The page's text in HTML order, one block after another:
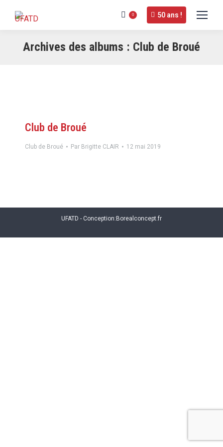
0 50 ans !
Archives des albums : Club de Broué
Club de Broué
Club de Broué Par Brigitte CLAIR 12 mai 2019
UFATD - Conception: Borealconcept.fr